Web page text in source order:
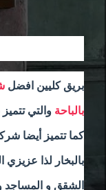
بريق كليين افضل
بالباحة والتي
كما تتميز أيضا
بالبخار لذا
الشقق و المساجد